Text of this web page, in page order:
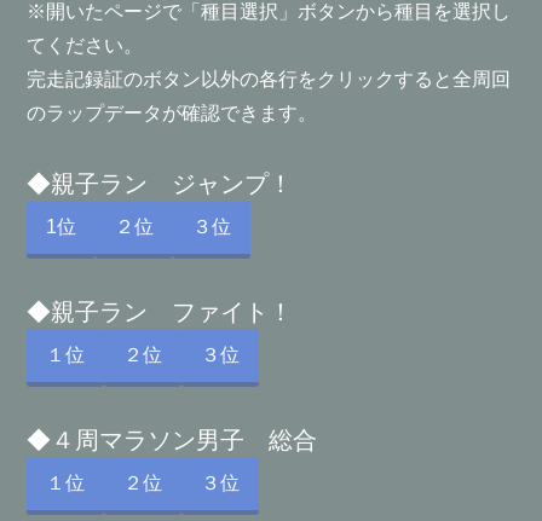
※開いたページで「種目選択」ボタンから種目を選択し
てください。
完走記録証のボタン以外の各行をクリックすると全周回
のラップデータが確認できます。
◆親子ラン ジャンプ！
1位 ２位 ３位
◆親子ラン ファイト！
１位 ２位 ３位
◆４周マラソン男子 総合
１位 ２位 ３位